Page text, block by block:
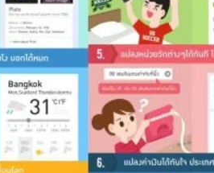
งานครั้งแรกว่า ได้เห็นการรายงานปัญ
ปัญหาในเครื่องมือตรวจสอบ URL ที่
นี้ได้แก้ไขการตรวจสอบ URL เรียบร้
ชนียังไม่มีรายงานความคืบหน้าว่าแก้
status/
รกที่พบปัญหา ซึ่งก่อนหน้านี้ Google
แล้ว เมื่อเดือนเมษายน ถัดมาอีกก็เดื
"Google" กันอย่างแน่นอน ในวันนี้เรา
สามารถช่วยเหลือคุณได้โดยไม่ต้องง้อ
ล่ะนี่ ?
| 4018 days ago